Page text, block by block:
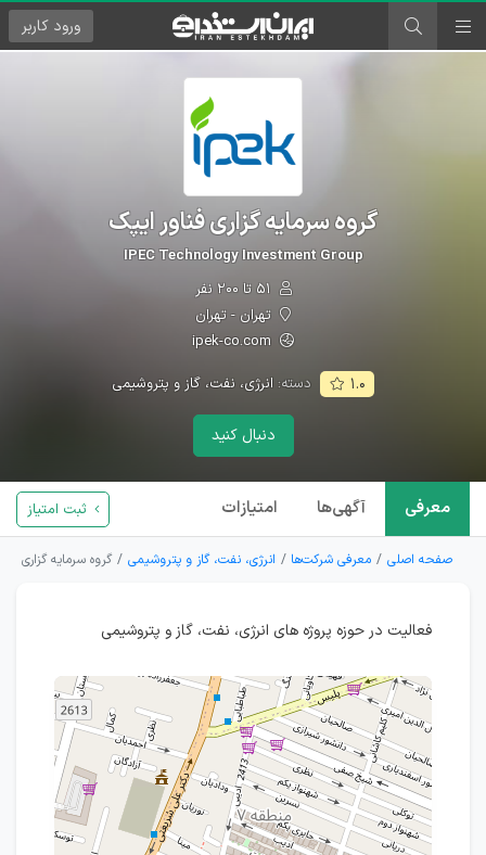
ورود کاربر
گروه سرمایه گزاری فناور ایپک
IPEC Technology Investment Group
تهران - تهران
۱.۰ دسته: انرژی، نفت، گاز و پتروشیمی
دنبال کنید
معرفی آگهی‌ها امتیازات ثبت امتیاز
صفحه اصلی معرفی شرکت‌ها انرژی، نفت، گاز و پتروشیمی گروه سرمایه گزاری
فعالیت در حوزه پروژه های انرژی، نفت، گاز و پتروشیمی